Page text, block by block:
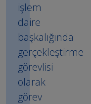
işlem
daire
başkalığında
gerçekleştirme
görevlisi
olarak
görev